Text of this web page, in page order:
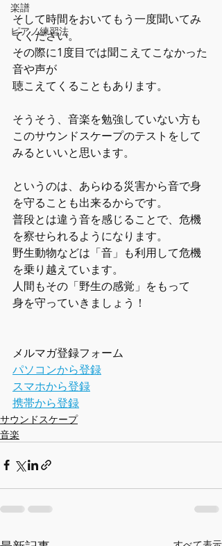
楽譜
ピアノ練習法
そして時間をおいてもう一度聞いてみ
てください。
その際に1度目では聞こえてこなかった
音や声が
聴こえてくることもあります。
そうそう、音楽を勉強していない方も
このサウンドスケープのテストをして
みるといいと思います。
というのは、あらゆる災害から音で身
を守ることも出来るからです。
普段とは違う音を感じることで、危機
を察せられるようになります。
野生動物などは「音」も利用して危機
を乗り越えています。
人間もその「野生の感覚」をもって
身を守っていきましょう！
メルマガ登録フォーム
パソコンから登録
スマホから登録
携帯から登録
サウンドスケープ
音楽